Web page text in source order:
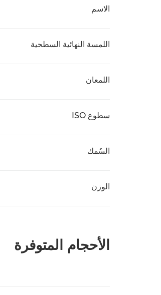
الاسم
اللمسة النهائية السطحية
اللمعان
سطوع ISO
السُمك
الوزن
الأحجام المتوفرة